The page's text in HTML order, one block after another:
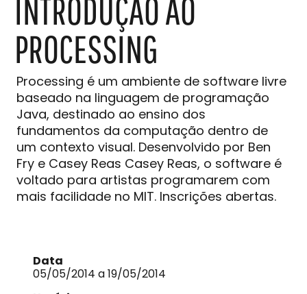
INTRODUÇÃO AO
PROCESSING
Processing é um ambiente de software livre
baseado na linguagem de programação
Java, destinado ao ensino dos
fundamentos da computação dentro de
um contexto visual. Desenvolvido por Ben
Fry e Casey Reas Casey Reas, o software é
voltado para artistas programarem com
mais facilidade no MIT. Inscrições abertas.
Data
05/05/2014 a 19/05/2014